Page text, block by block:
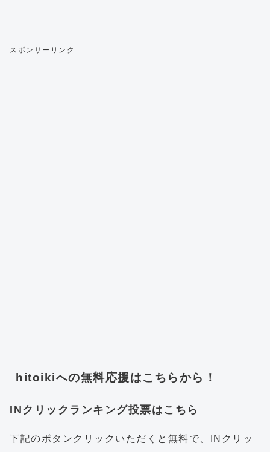
スポンサーリンク
hitoikiへの無料応援はこちらから！
INクリックランキング投票はこちら
下記のボタンクリックいただくと無料で、INクリッ